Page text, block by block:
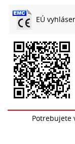
EÚ
Potrebujete